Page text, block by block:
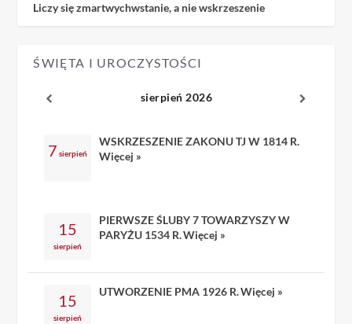
Liczy się zmartwychwstanie, a nie wskrzeszenie
ŚWIĘTA I UROCZYSTOŚCI
sierpień 2026
7 sierpień
WSKRZESZENIE ZAKONU TJ W 1814 R.
Więcej »
15
sierpień
PIERWSZE ŚLUBY 7 TOWARZYSZY W
PARYŻU 1534 R.Więcej »
15
sierpień
UTWORZENIE PMA 1926 R.Więcej »